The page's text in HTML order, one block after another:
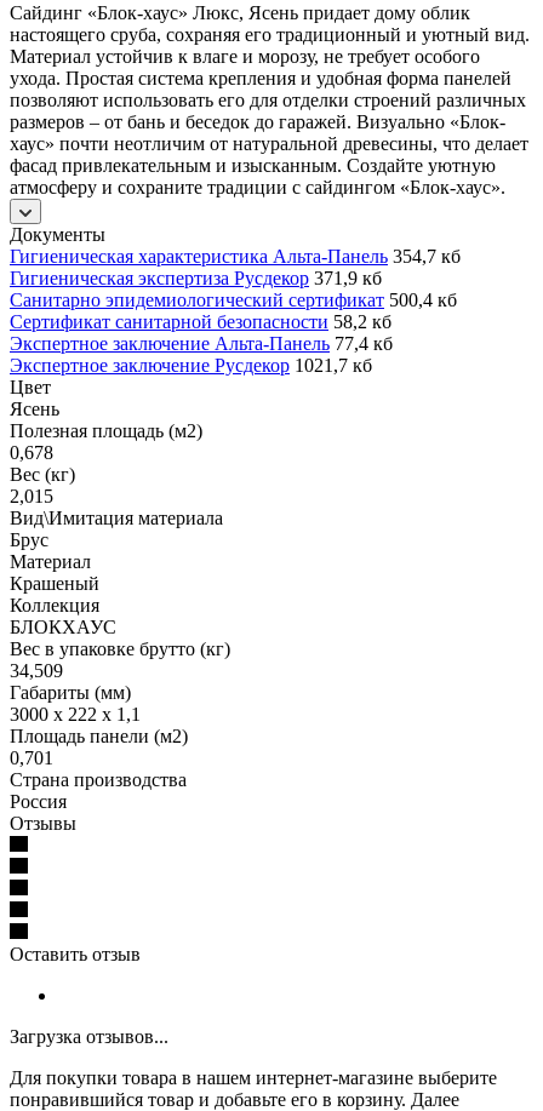
Сайдинг «Блок-хаус» Люкс, Ясень придает дому облик
настоящего сруба, сохраняя его традиционный и уютный вид.
Материал устойчив к влаге и морозу, не требует особого
ухода. Простая система крепления и удобная форма панелей
позволяют использовать его для отделки строений различных
размеров – от бань и беседок до гаражей. Визуально «Блок-
хаус» почти неотличим от натуральной древесины, что делает
фасад привлекательным и изысканным. Создайте уютную
атмосферу и сохраните традиции с сайдингом «Блок-хаус».
Документы
Гигиеническая характеристика Альта-Панель 354,7 кб
Гигиеническая экспертиза Русдекор 371,9 кб
Санитарно эпидемиологический сертификат 500,4 кб
Сертификат санитарной безопасности 58,2 кб
Экспертное заключение Альта-Панель 77,4 кб
Экспертное заключение Русдекор 1021,7 кб
Цвет
Ясень
Полезная площадь (м2)
0,678
Вес (кг)
2,015
Вид\Имитация материала
Брус
Материал
Крашеный
Коллекция
БЛОКХАУС
Вес в упаковке брутто (кг)
34,509
Габариты (мм)
3000 x 222 x 1,1
Площадь панели (м2)
0,701
Страна производства
Россия
Отзывы
Оставить отзыв
Загрузка отзывов...
Для покупки товара в нашем интернет-магазине выберите
понравившийся товар и добавьте его в корзину. Далее